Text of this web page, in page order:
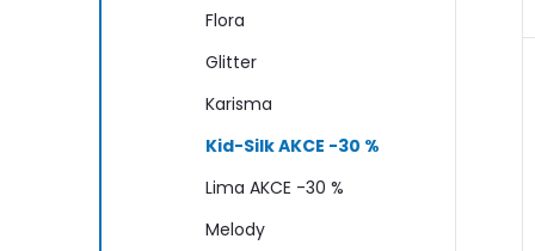
Flora
Glitter
Karisma
Kid-Silk AKCE -30 %
Lima AKCE -30 %
Melody